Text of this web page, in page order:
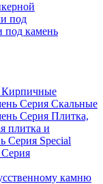
под
под камень
Кирпичные
Серия Скальные
Серия Плитка,
плитка и
Серия Special
камню